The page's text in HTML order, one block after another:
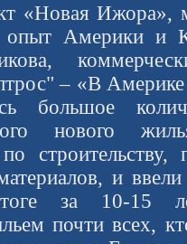
«Новая Ижора»,
Америки и
– «В
большое
нового
строительству,
и
за 10-15
почти всех,